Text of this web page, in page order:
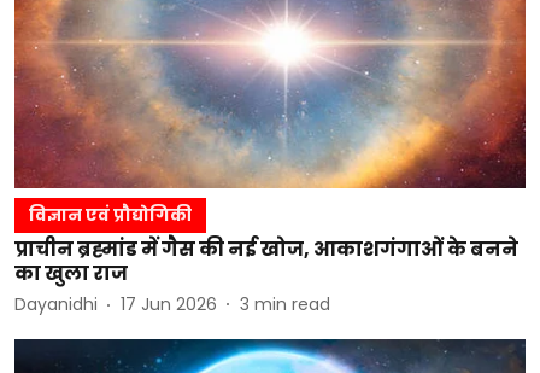
विज्ञान एवं प्रौद्योगिकी
प्राचीन ब्रह्मांड में गैस की नई खोज, आकाशगंगाओं के बनने
का खुला राज
Dayanidhi 17 Jun 2026 3 min read